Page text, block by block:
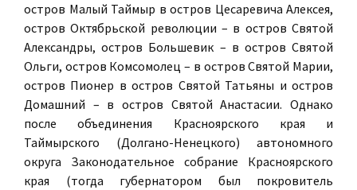
остров Малый Таймыр в остров Цесаревича Алексея,
остров Октябрьской революции – в остров Святой
Александры, остров Большевик – в остров Святой
Ольги, остров Комсомолец – в остров Святой Марии,
остров Пионер в остров Святой Татьяны и остров
Домашний – в остров Святой Анастасии. Однако
после объединения Красноярского края и
Таймырского (Долгано-Ненецкого) автономного
округа Законодательное собрание Красноярского
края (тогда губернатором был покровитель